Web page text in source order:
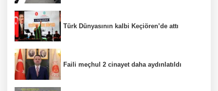
Türk Dünyasının kalbi Keçiören’de attı
Faili meçhul 2 cinayet daha aydınlatıldı